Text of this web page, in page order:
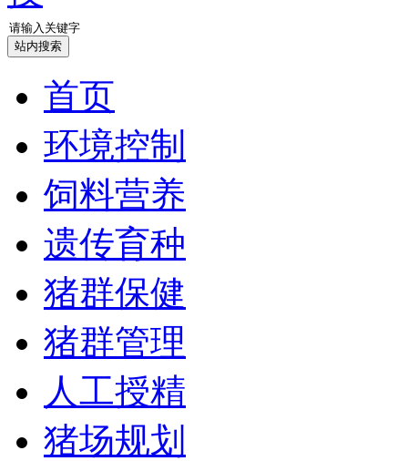
首页
环境控制
饲料营养
遗传育种
猪群保健
猪群管理
人工授精
猪场规划